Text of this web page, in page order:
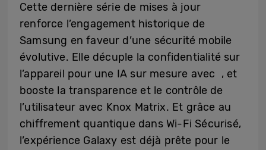
Cette dernière série de mises à jour
renforce l’engagement historique de
Samsung en faveur d’une sécurité mobile
évolutive. Elle décuple la confidentialité sur
l’appareil pour une IA sur mesure avec , et
booste la transparence et le contrôle de
l’utilisateur avec Knox Matrix. Et grâce au
chiffrement quantique dans Wi-Fi Sécurisé,
l’expérience Galaxy est déjà prête pour le